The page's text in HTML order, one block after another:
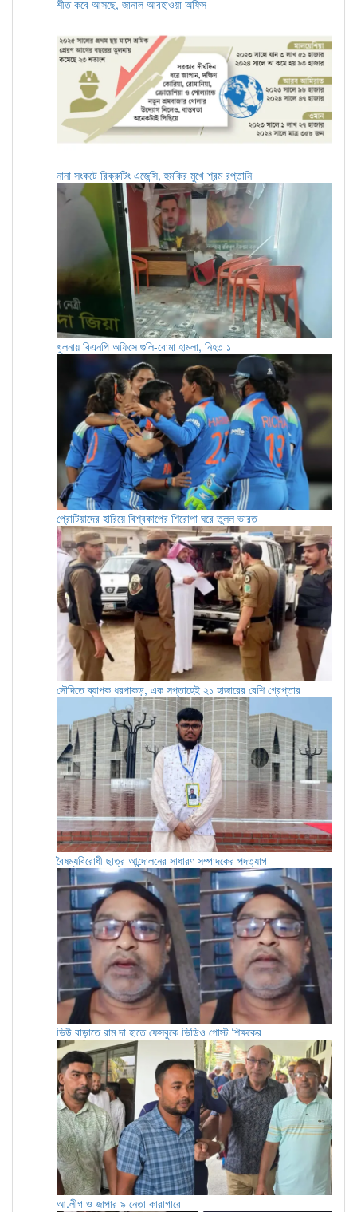
শীত কবে আসছে, জানাল আবহাওয়া অফিস
নানা সংকটে রিক্রুটিং এজেন্সি, হুমকির মুখে শ্রম রপ্তানি
খুলনায় বিএনপি অফিসে গুলি-বোমা হামলা, নিহত ১
প্রোটিয়াদের হারিয়ে বিশ্বকাপের শিরোপা ঘরে তুলল ভারত
সৌদিতে ব্যাপক ধরপাকড়, এক সপ্তাহেই ২১ হাজারের বেশি গ্রেপ্তার
বৈষম্যবিরোধী ছাত্র আন্দোলনের সাধারণ সম্পাদকের পদত্যাগ
ভিউ বাড়াতে রাম দা হাতে ফেসবুকে ভিডিও পোস্ট শিক্ষকের
আ.লীগ ও জাপার ৯ নেতা কারাগারে